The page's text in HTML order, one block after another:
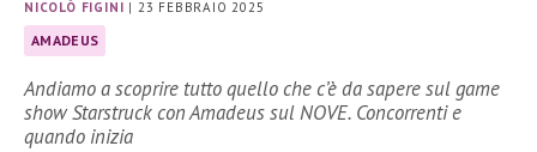
NICOLÒ FIGINI | 23 FEBBRAIO 2025
AMADEUS
Andiamo a scoprire tutto quello che c’è da sapere sul game
show Starstruck con Amadeus sul NOVE. Concorrenti e
quando inizia